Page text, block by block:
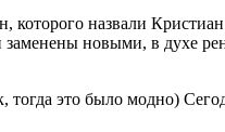
которого назвали
новыми, в духе
это было модно)